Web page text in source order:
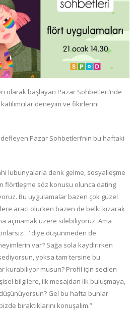
olarak başlayan Pazar Sohbetleri’nde
deneyim ve fikirlerini
Pazar Sohbetleri’nin bu haftaki
lubunyalarla denk gelme, sosyalleşme
flörtleşme söz konusu olunca dating
Bu uygulamalar bazen çok güzel
aracı olurken bazen de belki kızarak
açmamak üzere silebiliyoruz. Ama
diye düşünmeden de
var? Sağa sola kaydırırken
yoksa tam tersine bu
kurabiliyor musun? Profil için seçilen
bilgilere, ilk mesajdan ilk buluşmaya,
Gel bu hafta bunlar
bıraktıklarını konuşalım.”